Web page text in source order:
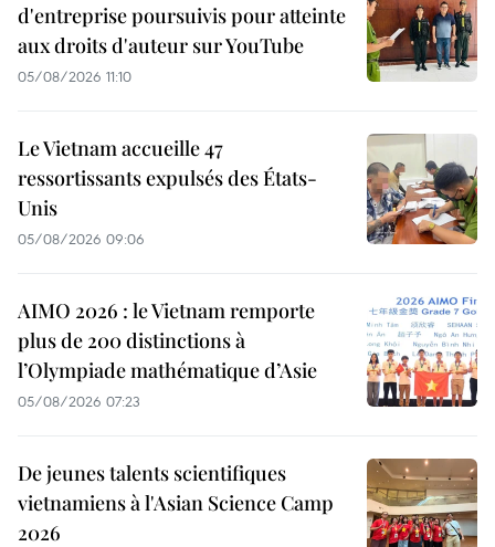
d'entreprise poursuivis pour atteinte
aux droits d'auteur sur YouTube
05/08/2026 11:10
Le Vietnam accueille 47
ressortissants expulsés des États-
Unis
05/08/2026 09:06
AIMO 2026 : le Vietnam remporte
plus de 200 distinctions à
l’Olympiade mathématique d’Asie
05/08/2026 07:23
De jeunes talents scientifiques
vietnamiens à l'Asian Science Camp
2026